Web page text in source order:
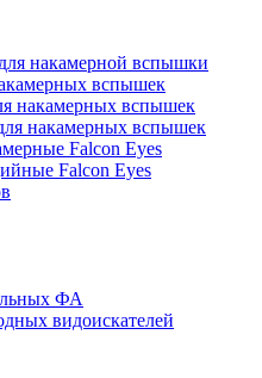
накамерной вспышки
вспышек
накамерных вспышек
накамерных вспышек
Falcon Eyes
Falcon Eyes
ФА
видоискателей